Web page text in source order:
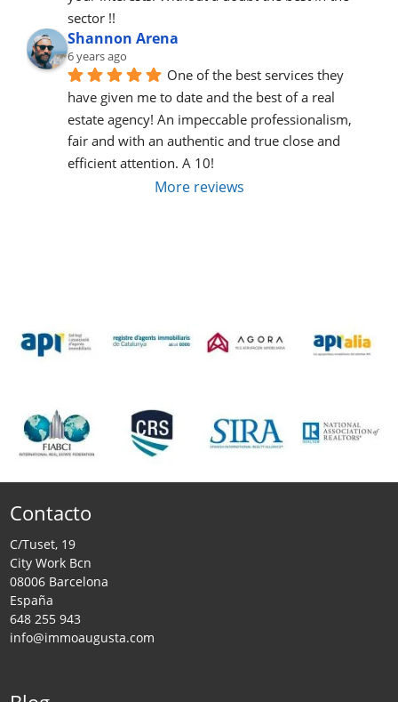
sector !!
Shannon Arena
6 years ago
One of the best services they
have given me to date and the best of a real
estate agency! An impeccable professionalism,
fair and with an authentic and true close and
efficient attention. A 10!
More reviews
Contacto
C/Tuset, 19
City Work Bcn
08006 Barcelona
España
648 255 943
info@immoaugusta.com